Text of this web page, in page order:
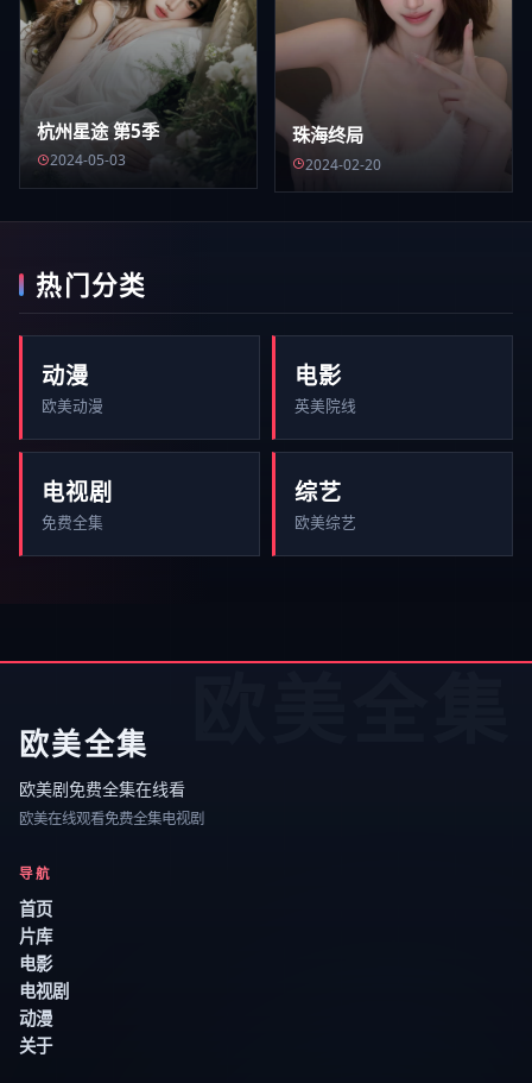
杭州星途 第5季
2024-05-03
珠海终局
2024-02-20
热门分类
动漫
欧美动漫
电影
英美院线
电视剧
免费全集
综艺
欧美综艺
欧美全集
欧美剧免费全集在线看
欧美在线观看免费全集电视剧
导航
首页
片库
电影
电视剧
动漫
关于